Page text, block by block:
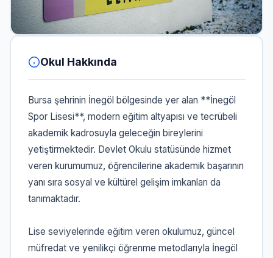
Okul Hakkında
Bursa şehrinin İnegöl bölgesinde yer alan **İnegöl
Spor Lisesi**, modern eğitim altyapısı ve tecrübeli
akademik kadrosuyla geleceğin bireylerini
yetiştirmektedir. Devlet Okulu statüsünde hizmet
veren kurumumuz, öğrencilerine akademik başarının
yanı sıra sosyal ve kültürel gelişim imkanları da
tanımaktadır.
Lise seviyelerinde eğitim veren okulumuz, güncel
müfredat ve yenilikçi öğrenme metodlarıyla İnegöl